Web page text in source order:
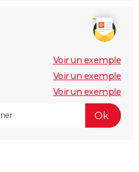
Voir un exemple
Voir un exemple
Voir un exemple